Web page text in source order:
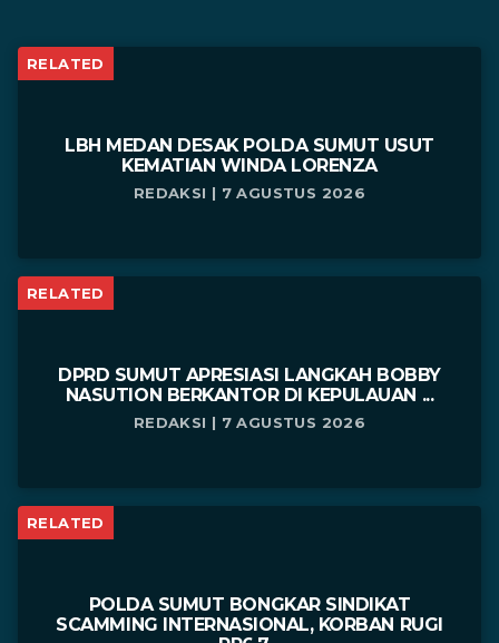
RELATED
LBH MEDAN DESAK POLDA SUMUT USUT
KEMATIAN WINDA LORENZA
REDAKSI | 7 AGUSTUS 2026
RELATED
DPRD SUMUT APRESIASI LANGKAH BOBBY
NASUTION BERKANTOR DI KEPULAUAN ...
REDAKSI | 7 AGUSTUS 2026
RELATED
POLDA SUMUT BONGKAR SINDIKAT
SCAMMING INTERNASIONAL, KORBAN RUGI